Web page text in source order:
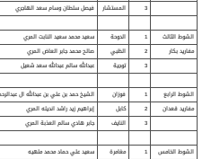
3
المستشار فيصل سلطان وسام سعد الهاجري
الشوط الثالث 1 الدوحة سعيد محمد سعيد النابت المري
مفاريد بكار
2 الظبي صالح محمد جابر العاض المري
3
توجية عبدالله سالم عبدالله سعد شعيل
الشوط الرابع 1 فوزان الشيخ حمد بن علي بن عبدالله ال
مفاريد قعدان
2 كابل إبراهيم زيد راشد انديله المري
3
النايف جابر هادي سالم العذبة المري
الشوط الخامس 1 مغامرة سعيد علي حماد محمد ملهيه